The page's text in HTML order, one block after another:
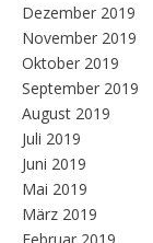
Dezember 2019
November 2019
Oktober 2019
September 2019
August 2019
Juli 2019
Juni 2019
Mai 2019
März 2019
Februar 2019